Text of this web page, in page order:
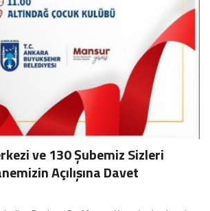
ve 130 Şubemiz Sizleri
Açılışına Davet